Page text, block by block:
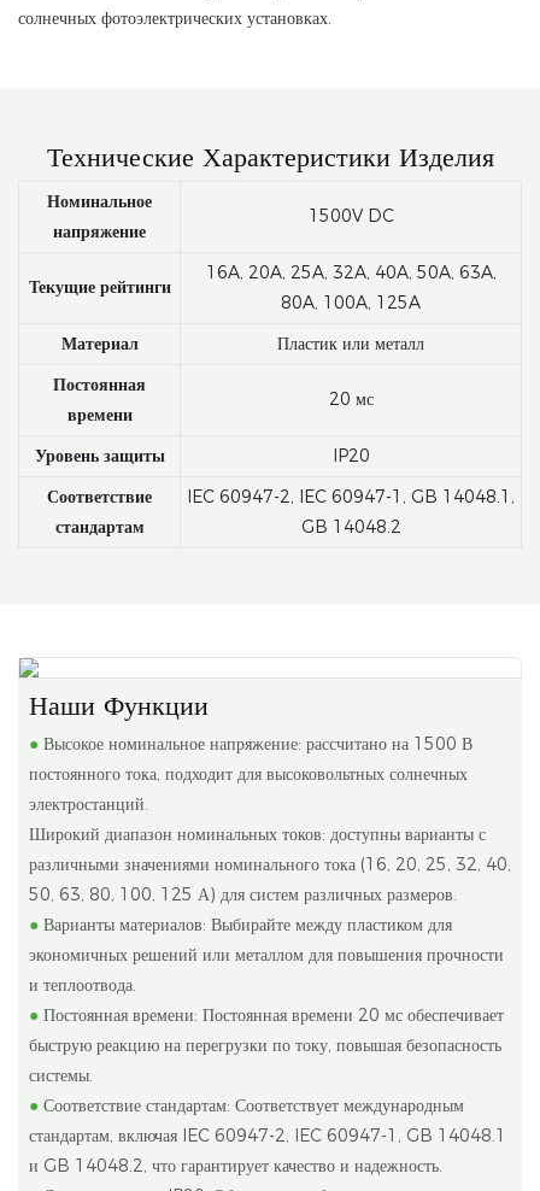
солнечных фотоэлектрических установках.
Технические Характеристики Изделия
Номинальное
напряжение
1500V DC
Текущие рейтинги
16A, 20A, 25A, 32A, 40A, 50A, 63A,
80A, 100A, 125A
Материал
Пластик или металл
Постоянная
времени
20 мс
Уровень защиты
IP20
Соответствие
стандартам
IEC 60947-2, IEC 60947-1, GB 14048.1,
GB 14048.2
Наши Функции
●Высокое номинальное напряжение: рассчитано на 1500 В
постоянного тока, подходит для высоковольтных солнечных
электростанций.
Широкий диапазон номинальных токов: доступны варианты с
различными значениями номинального тока (16, 20, 25, 32, 40,
50, 63, 80, 100, 125 А) для систем различных размеров.
● Варианты материалов: Выбирайте между пластиком для
экономичных решений или металлом для повышения прочности
и теплоотвода.
● Постоянная времени: Постоянная времени 20 мс обеспечивает
быструю реакцию на перегрузки по току, повышая безопасность
системы.
● Соответствие стандартам: Соответствует международным
стандартам, включая IEC 60947-2, IEC 60947-1, GB 14048.1
и GB 14048.2, что гарантирует качество и надежность.